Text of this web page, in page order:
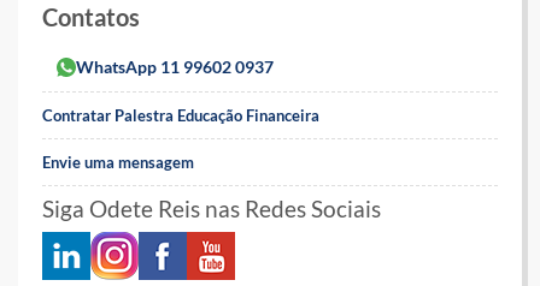
Contatos
WhatsApp 11 99602 0937
Contratar Palestra Educação Financeira
Envie uma mensagem
Siga Odete Reis nas Redes Sociais